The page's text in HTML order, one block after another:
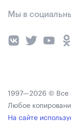
Мы в
1997—2026 © Все
Любое
На сайте